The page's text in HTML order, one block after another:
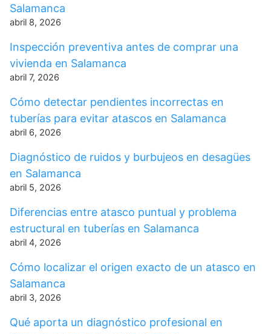
Salamanca
abril 8, 2026
Inspección preventiva antes de comprar una
vivienda en Salamanca
abril 7, 2026
Cómo detectar pendientes incorrectas en
tuberías para evitar atascos en Salamanca
abril 6, 2026
Diagnóstico de ruidos y burbujeos en desagües
en Salamanca
abril 5, 2026
Diferencias entre atasco puntual y problema
estructural en tuberías en Salamanca
abril 4, 2026
Cómo localizar el origen exacto de un atasco en
Salamanca
abril 3, 2026
Qué aporta un diagnóstico profesional en